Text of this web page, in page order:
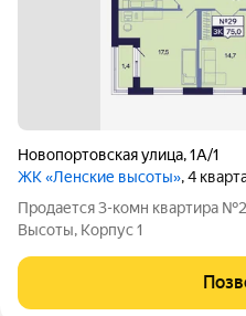
Новопортовская улица,1А/1
ЖК «Ленские высоты», 4
Продается 3-комн квартира
Высоты, Корпус 1